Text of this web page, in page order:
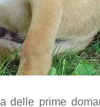
delle prime